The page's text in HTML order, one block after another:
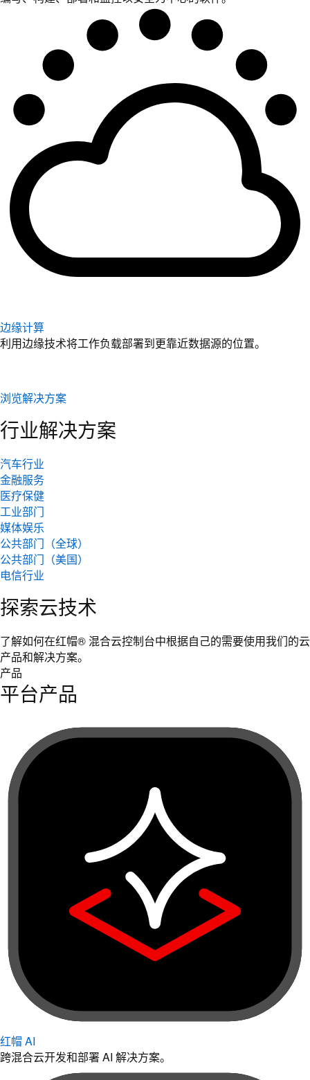
边缘计算
利用边缘技术将工作负载部署到更靠近数据源的位置。
浏览解决方案
行业解决方案
汽车行业
金融服务
医疗保健
工业部门
媒体娱乐
公共部门（全球）
公共部门（美国）
电信行业
探索云技术
了解如何在红帽® 混合云控制台中根据自己的需要使用我们的云
产品和解决方案。
产品
平台产品
红帽 AI
跨混合云开发和部署 AI 解决方案。